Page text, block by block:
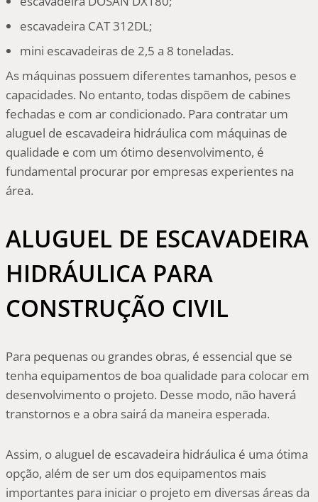
escavadeira CAT 312DL;
mini escavadeiras de 2,5 a 8 toneladas.
As máquinas possuem diferentes tamanhos, pesos e
capacidades. No entanto, todas dispõem de cabines
fechadas e com ar condicionado. Para contratar um
aluguel de escavadeira hidráulica com máquinas de
qualidade e com um ótimo desenvolvimento, é
fundamental procurar por empresas experientes na
área.
ALUGUEL DE ESCAVADEIRA
HIDRÁULICA PARA
CONSTRUÇÃO CIVIL
Para pequenas ou grandes obras, é essencial que se
tenha equipamentos de boa qualidade para colocar em
desenvolvimento o projeto. Desse modo, não haverá
transtornos e a obra sairá da maneira esperada.
Assim, o aluguel de escavadeira hidráulica é uma ótima
opção, além de ser um dos equipamentos mais
importantes para iniciar o projeto em diversas áreas da